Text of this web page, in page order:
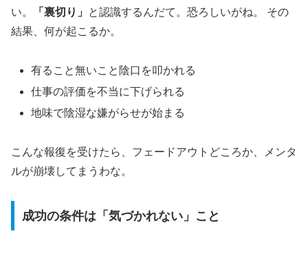
い。
「裏切り」
と認識するんだて。恐ろしいがね。 その
結果、何が起こるか。
有ること無いこと陰口を叩かれる
仕事の評価を不当に下げられる
地味で陰湿な嫌がらせが始まる
こんな報復を受けたら、フェードアウトどころか、メンタ
ルが崩壊してまうわな。
成功の条件は「気づかれない」こと